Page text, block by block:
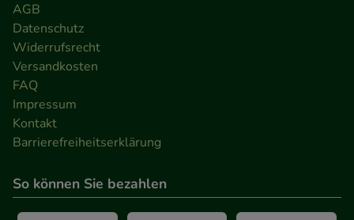
AGB
Datenschutz
Widerrufsrecht
Versandkosten
FAQ
Impressum
Kontakt
Barrierefreiheitserklärung
So können Sie bezahlen